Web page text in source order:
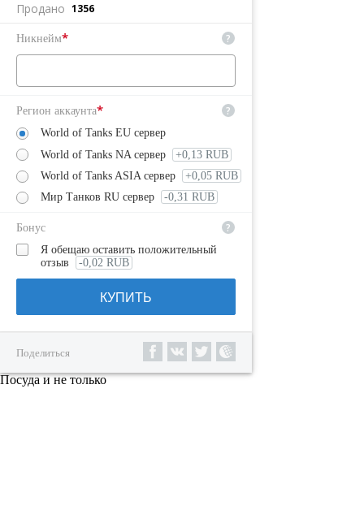
Продано 1356
Никнейм* ?
Регион аккаунта* ?
World of Tanks EU сервер
World of Tanks NA сервер
+0,13 RUB
World of Tanks ASIA сервер
+0,05 RUB
Мир Танков RU сервер
-0,31 RUB
Бонус ?
Я обещаю оставить положительный
отзыв
-0,02 RUB
КУПИТЬ
Поделиться
Посуда и не только